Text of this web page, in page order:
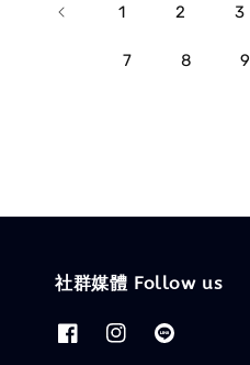
1 2 3
7 8 9
社群媒體 Follow us